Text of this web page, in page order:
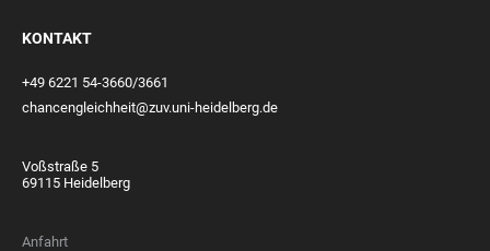
KONTAKT
+49 6221 54-3660/3661
chancengleichheit@zuv.uni-heidelberg.de
Voßstraße 5
69115 Heidelberg
Anfahrt